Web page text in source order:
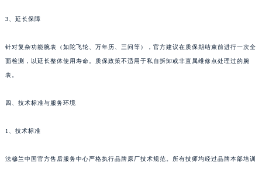
3、延长保障
针对复杂功能腕表（如陀飞轮、万年历、三问等），官方建议在质保期结束前进行一次全
面检测，以延长整体使用寿命。质保政策不适用于私自拆卸或非直属维修点处理过的腕
表。
四、技术标准与服务环境
1、技术标准
法穆兰中国官方售后服务中心严格执行品牌原厂技术规范。所有技师均经过品牌本部培训